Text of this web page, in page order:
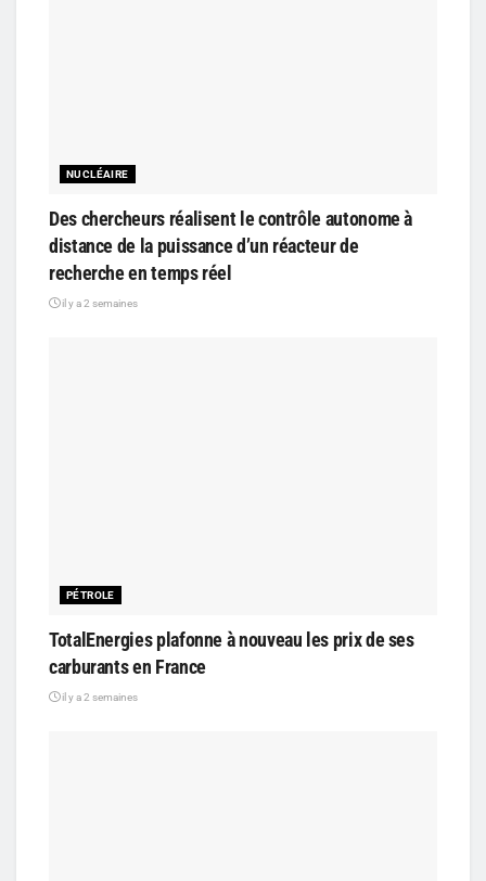
NUCLÉAIRE
Des chercheurs réalisent le contrôle autonome à
distance de la puissance d’un réacteur de
recherche en temps réel
il y a 2 semaines
PÉTROLE
TotalEnergies plafonne à nouveau les prix de ses
carburants en France
il y a 2 semaines